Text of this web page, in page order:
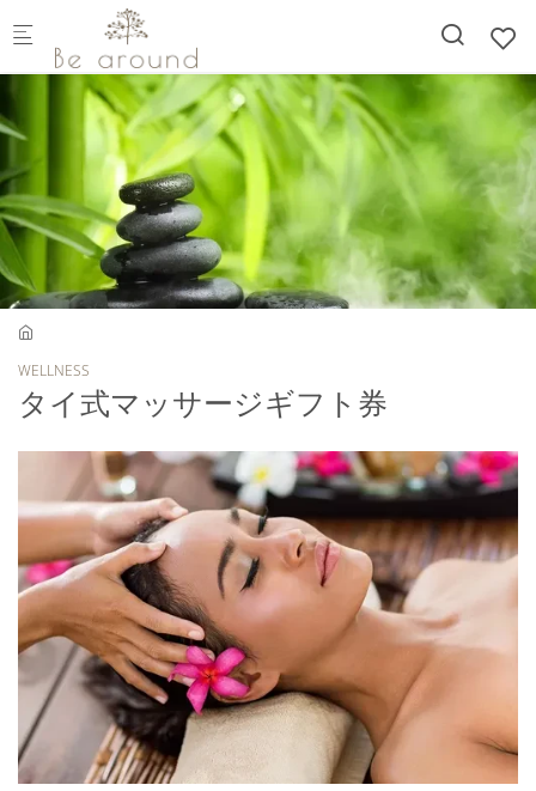
Skip to main content
WELLNESS
タイ式マッサージギフト券